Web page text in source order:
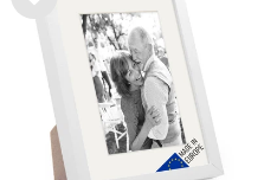
Wu
nsc
hlist